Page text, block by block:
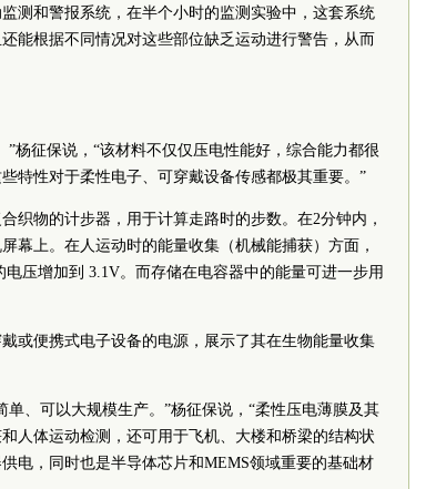
测和警报系统，在半个小时的监测实验中 ，这套系统
能根据不同情况对这些部位缺乏运动进行警告，从而
杨征保说，“该材料不仅仅压电性能好，综合能力都很
特性对于柔性电子、可穿戴设备传感都极其重要。”
织物的计步器，用于计算走路时的步数。在2分钟内，
幕上。在人运动时的能量收集（机械能捕获）方面，
压增加到 3.1V。而存储在电容器中的能量可进一步用
或便携式电子设备的电源，展示了其在生物能量收集
、可以大规模生产。”杨征保说，“柔性压电薄膜及其
人体运动检测，还可用于飞机、大楼和桥梁的结构状
电，同时也是半导体芯片和MEMS领域重要的基础材